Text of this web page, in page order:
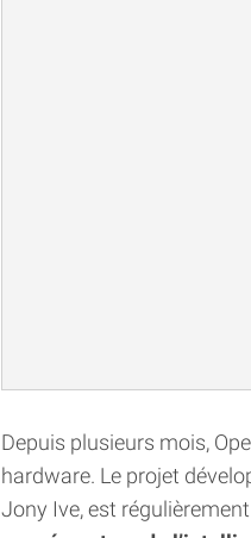
Depuis plusieurs mois,
hardware. Le projet
Jony Ive, est